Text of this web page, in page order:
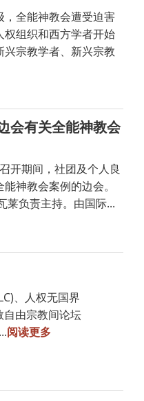
全能神教会遭受迫害
组织和西方学者开始
宗教学者、新兴宗教
会有关全能神教会
开期间，社团及个人良
神教会案例的边会。
莱负责主持。由国际...
、人权无国界
自由宗教间论坛
阅读更多